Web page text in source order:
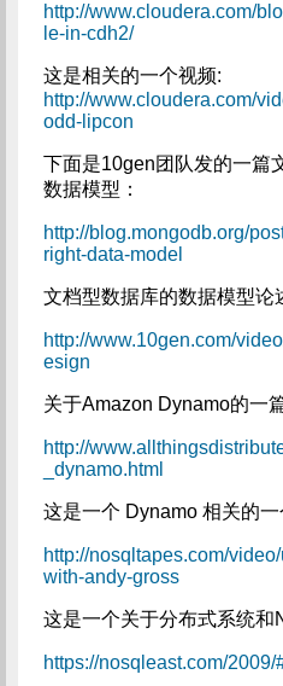
http://www.cloudera.com/
le-in-cdh2/
这是相关的一个视频:
http://www.cloudera.com/
odd-lipcon
下面是10gen团队发的一篇
数据模型：
http://blog.mongodb.org/
right-data-model
文档型数据库的数据模型论
http://www.10gen.com/
esign
关于Amazon Dynamo的一
http://
_dynamo.html
这是一个 Dynamo 相关的一
http://nosqltapes.com/
with-andy-gross
这是一个关于分布式系统和
https://nosqleast.com/